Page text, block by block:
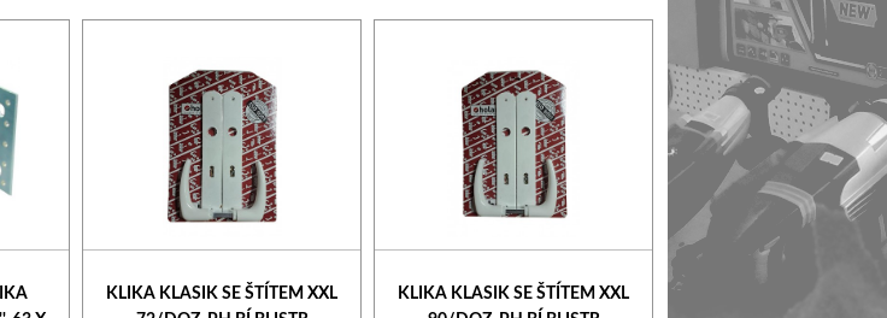
KLIKA KLASIK SE ŠTÍTEM XXL
KLIKA KLASIK SE ŠTÍTEM XXL